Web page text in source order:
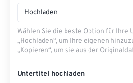
Hochladen
Wählen Sie die beste Option für Ihre
„Hochladen“, um Ihre eigenen
„Kopieren“, um sie aus der
Untertitel hochladen